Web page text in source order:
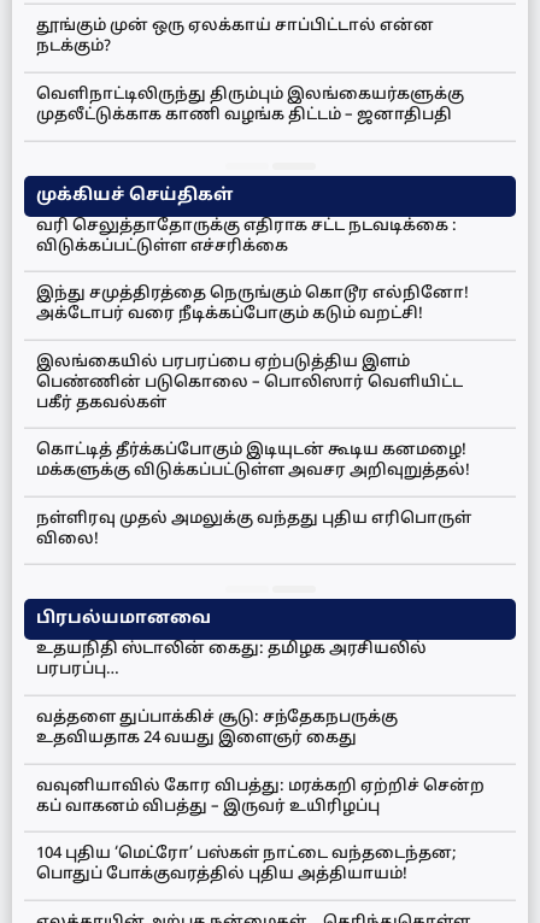
தூங்கும் முன் ஒரு ஏலக்காய் சாப்பிட்டால் என்ன
நடக்கும்?
வெளிநாட்டிலிருந்து திரும்பும் இலங்கையர்களுக்கு
முதலீட்டுக்காக காணி வழங்க திட்டம் – ஜனாதிபதி
முக்கியச் செய்திகள்
வரி செலுத்தாதோருக்கு எதிராக சட்ட நடவடிக்கை :
விடுக்கப்பட்டுள்ள எச்சரிக்கை
இந்து சமுத்திரத்தை நெருங்கும் கொடூர எல்நினோ!
அக்டோபர் வரை நீடிக்கப்போகும் கடும் வறட்சி!
இலங்கையில் பரபரப்பை ஏற்படுத்திய இளம்
பெண்ணின் படுகொலை – பொலிஸார் வெளியிட்ட
பகீர் தகவல்கள்
கொட்டித் தீர்க்கப்போகும் இடியுடன் கூடிய கனமழை!
மக்களுக்கு விடுக்கப்பட்டுள்ள அவசர அறிவுறுத்தல்!
நள்ளிரவு முதல் அமலுக்கு வந்தது புதிய எரிபொருள்
விலை!
பிரபல்யமானவை
உதயநிதி ஸ்டாலின் கைது: தமிழக அரசியலில்
பரபரப்பு…
வத்தளை துப்பாக்கிச் சூடு: சந்தேகநபருக்கு
உதவியதாக 24 வயது இளைஞர் கைது
வவுனியாவில் கோர விபத்து: மரக்கறி ஏற்றிச் சென்ற
கப் வாகனம் விபத்து – இருவர் உயிரிழப்பு
104 புதிய ‘மெட்ரோ’ பஸ்கள் நாட்டை வந்தடைந்தன;
பொதுப் போக்குவரத்தில் புதிய அத்தியாயம்!